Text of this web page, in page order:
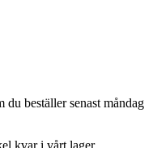
du beställer senast måndag
kvar i vårt lager.